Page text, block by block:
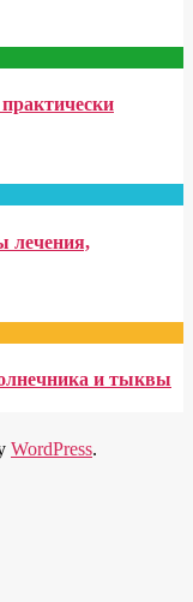
лечения,
и тыквы
WordPress.